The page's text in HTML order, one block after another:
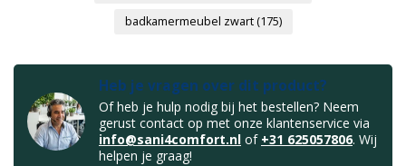
badkamermeubel zwart(175)
Heb je vragen over dit product?
Of heb je hulp nodig bij het bestellen? Neem
gerust contact op met onze klantenservice via
info@sani4comfort.nl of +31 625057806. Wij
helpen je graag!